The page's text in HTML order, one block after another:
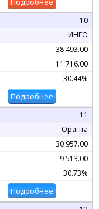
10
ИНГО
38 493.00
11 716.00
30.44%
Подробнее
11
Оранта
30 957.00
9 513.00
30.73%
Подробнее